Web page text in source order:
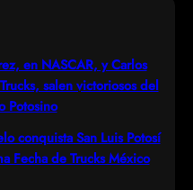
en NASCAR, y Carlos
salen victoriosos del
Potosino
conquista San Luis Potosí
Fecha de Trucks México